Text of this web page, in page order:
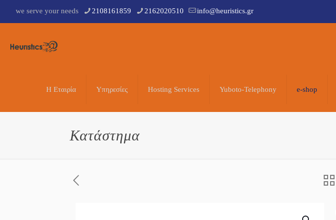
we serve your needs 2108161859 2162020510 info@heuristics.gr
Η Εταιρία Υπηρεσίες Hosting Services Yuboto-Telephony e-shop
Κατάστημα